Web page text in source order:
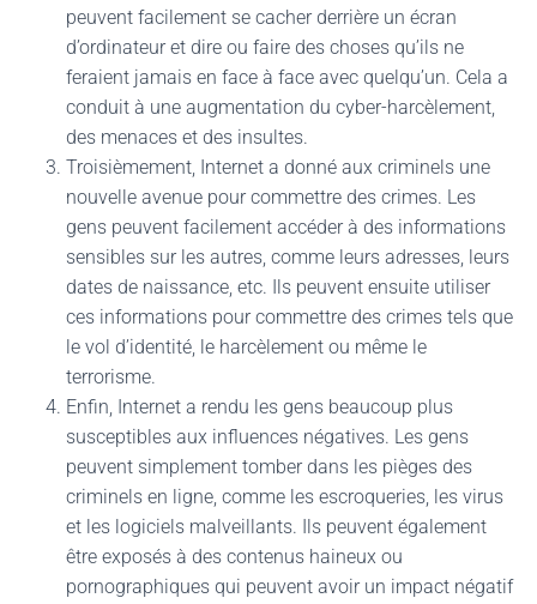
peuvent facilement se cacher derrière un écran
d’ordinateur et dire ou faire des choses qu’ils ne
feraient jamais en face à face avec quelqu’un. Cela a
conduit à une augmentation du cyber-harcèlement,
des menaces et des insultes.
Troisièmement, Internet a donné aux criminels une
nouvelle avenue pour commettre des crimes. Les
gens peuvent facilement accéder à des informations
sensibles sur les autres, comme leurs adresses, leurs
dates de naissance, etc. Ils peuvent ensuite utiliser
ces informations pour commettre des crimes tels que
le vol d’identité, le harcèlement ou même le
terrorisme.
Enfin, Internet a rendu les gens beaucoup plus
susceptibles aux influences négatives. Les gens
peuvent simplement tomber dans les pièges des
criminels en ligne, comme les escroqueries, les virus
et les logiciels malveillants. Ils peuvent également
être exposés à des contenus haineux ou
pornographiques qui peuvent avoir un impact négatif